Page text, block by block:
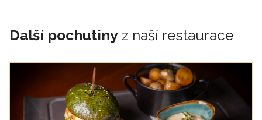
Další pochutiny z naší restaurace